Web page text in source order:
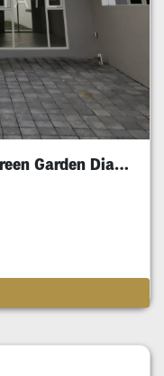
Rumah Sewa Murah Graha Green Garden Dian Istana